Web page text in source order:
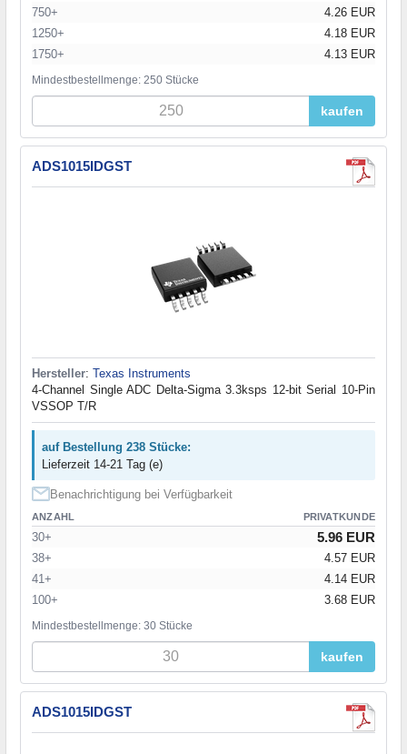
750+
4.26 EUR
1250+
4.18 EUR
1750+
4.13 EUR
Mindestbestellmenge: 250 Stücke
kaufen
ADS1015IDGST
Hersteller: Texas Instruments
4-Channel Single ADC Delta-Sigma 3.3ksps 12-bit Serial 10-Pin
VSSOP T/R
auf Bestellung 238 Stücke:
Lieferzeit 14-21 Tag (e)
Benachrichtigung bei Verfügbarkeit
ANZAHL PRIVATKUNDE
30+ 5.96 EUR
38+
4.57 EUR
41+
4.14 EUR
100+
3.68 EUR
Mindestbestellmenge: 30 Stücke
kaufen
ADS1015IDGST